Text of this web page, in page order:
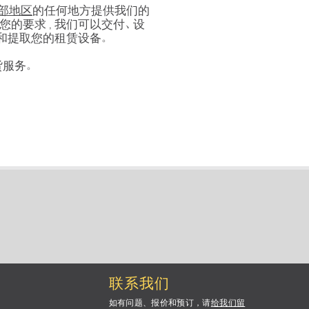
地区的任何地方提供我们的
的要求，我们可以交付、设
提取您的租赁设备。
务。
联系我们
如有问题、报价和预订，请给我们留